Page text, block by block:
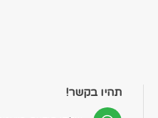
תהיו בקשר!